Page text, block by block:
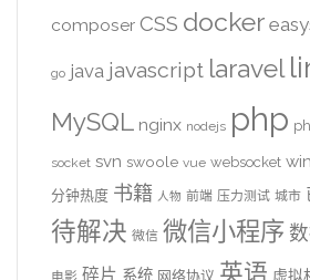
composer CSS docker
go java javascript laravel
MySQL nginx nodejs php
socket svn swoole vue websocket
分钟热度 书籍 人物 前端 压力测试 城市
待解决 微信 微信小程序
电影 碎片 系统 网络协议 英语 虚拟